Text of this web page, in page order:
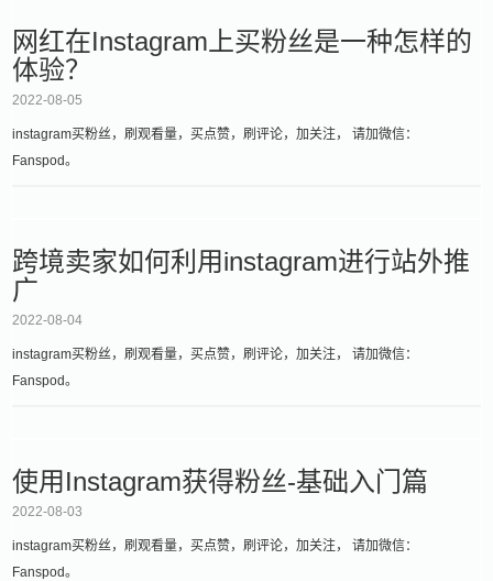
网红在Instagram上买粉丝是一种怎样的
体验？
2022-08-05
instagram买粉丝，刷观看量，买点赞，刷评论，加关注， 请加微信：
Fanspod。
跨境卖家如何利用instagram进行站外推
广
2022-08-04
instagram买粉丝，刷观看量，买点赞，刷评论，加关注， 请加微信：
Fanspod。
使用Instagram获得粉丝-基础入门篇
2022-08-03
instagram买粉丝，刷观看量，买点赞，刷评论，加关注， 请加微信：
Fanspod。